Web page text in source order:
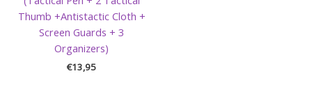
Thumb +Antistactic Cloth +
Screen Guards + 3
Organizers)
€13,95